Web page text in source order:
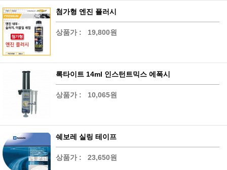
첨가형 엔진 플러시
상품가 : 19,800원
록타이트 14ml 인스턴트믹스 에폭시
상품가 : 10,065원
쉐보레 실링 테이프
상품가 : 23,650원